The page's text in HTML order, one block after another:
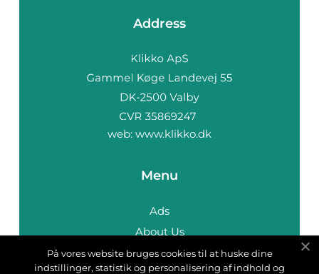
Address
web: www.klikko.dk
Menu
Ads
About Us
Cookies
På vores website bruges cookies til at huske dine
indstillinger, statistik og personalisering af indhold og